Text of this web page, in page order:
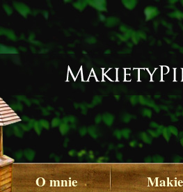
O mnie